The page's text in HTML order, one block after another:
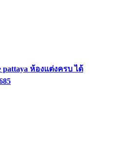
pattaya ห้องแต่งครบ ได้